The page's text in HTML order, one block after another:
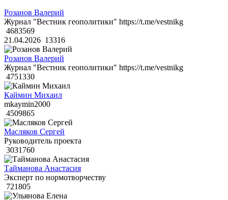
Розанов Валерий
Журнал "Вестник геополитики" https://t.me/vestnikg
4683569
21.04.2026 13316
Розанов Валерий
Журнал "Вестник геополитики" https://t.me/vestnikg
4751330
Каймин Михаил
mkaymin2000
4509865
Масляков Сергей
Руководитель проекта
3031760
Тайманова Анастасия
Эксперт по нормотворчеству
721805